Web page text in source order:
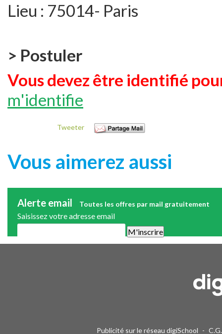
Lieu : 75014- Paris
> Postuler
Vous devez être identifié
m'identifie
Tweeter
Vous aimerez aussi
Alerte email Toutes les offres par mail gratuitement
Saisissez votre adresse email
Publicité sur le réseau digiSchool -